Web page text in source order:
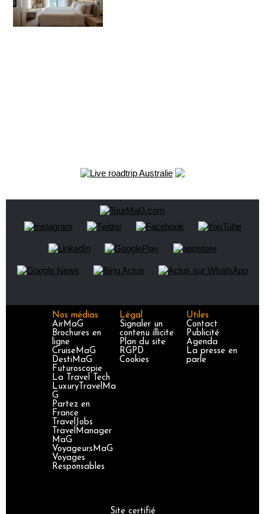
Nos médias
AirMaG
Brochures en
ligne
CruiseMaG
DestiMaG
Futuroscopie
La Travel Tech
LuxuryTravelMa
G
Partez en
France
TravelJobs
TravelManager
MaG
VoyageursMaG
Voyages
Responsables
Légal
Signaler un
contenu illicite
Plan du site
RGPD
Cookies
Utiles
Contact
Publicité
Agenda
La presse en
parle
Site certifié